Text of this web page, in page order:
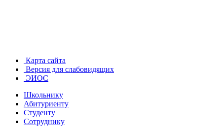
Карта сайта
Версия для слабовидящих
ЭИОС
Школьнику
Абитуриенту
Студенту
Сотруднику